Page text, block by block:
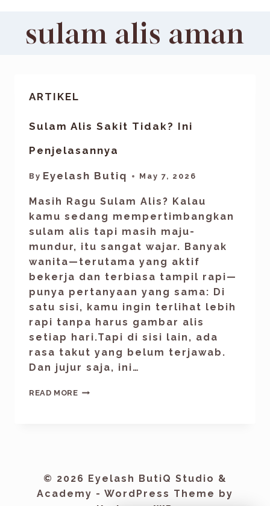
sulam alis aman
ARTIKEL
Sulam Alis Sakit Tidak? Ini
Penjelasannya
By Eyelash Butiq May 7, 2026
Masih Ragu Sulam Alis? Kalau
kamu sedang mempertimbangkan
sulam alis tapi masih maju-
mundur, itu sangat wajar. Banyak
wanita—terutama yang aktif
bekerja dan terbiasa tampil rapi—
punya pertanyaan yang sama: Di
satu sisi, kamu ingin terlihat lebih
rapi tanpa harus gambar alis
setiap hari.Tapi di sisi lain, ada
rasa takut yang belum terjawab.
Dan jujur saja, ini…
READ MORE
© 2026 Eyelash ButiQ Studio &
Academy - WordPress Theme by